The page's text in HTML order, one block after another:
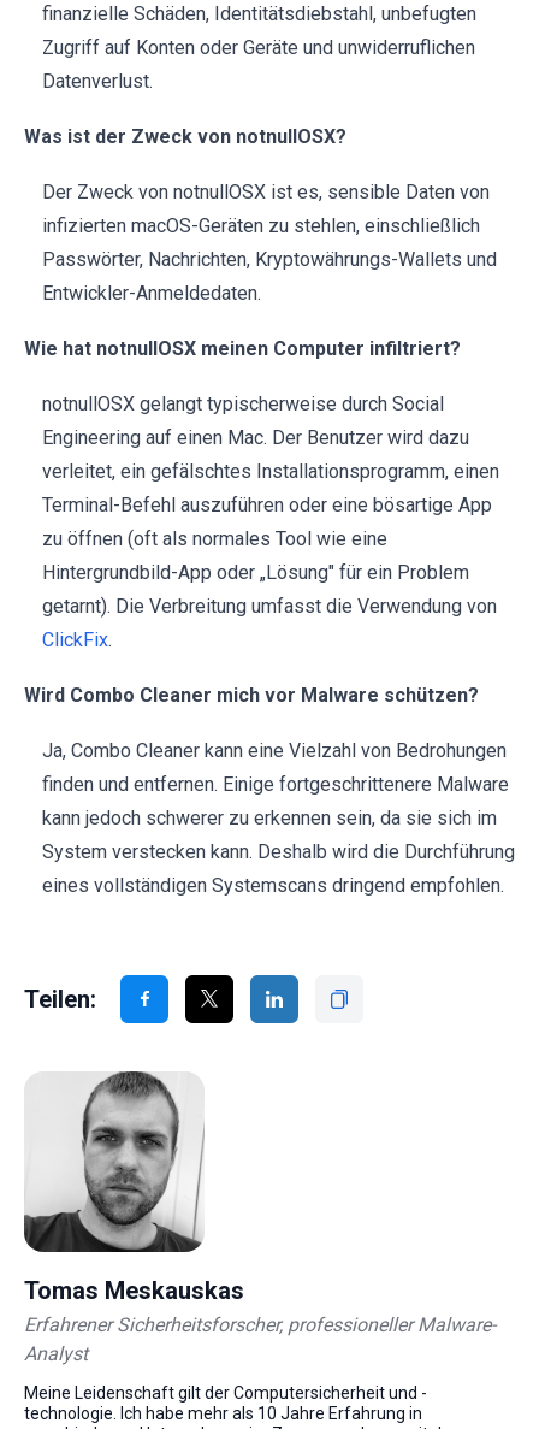
finanzielle Schäden, Identitätsdiebstahl, unbefugten
Zugriff auf Konten oder Geräte und unwiderruflichen
Datenverlust.
Was ist der Zweck von notnullOSX?
Der Zweck von notnullOSX ist es, sensible Daten von
infizierten macOS-Geräten zu stehlen, einschließlich
Passwörter, Nachrichten, Kryptowährungs-Wallets und
Entwickler-Anmeldedaten.
Wie hat notnullOSX meinen Computer infiltriert?
notnullOSX gelangt typischerweise durch Social
Engineering auf einen Mac. Der Benutzer wird dazu
verleitet, ein gefälschtes Installationsprogramm, einen
Terminal-Befehl auszuführen oder eine bösartige App
zu öffnen (oft als normales Tool wie eine
Hintergrundbild-App oder „Lösung" für ein Problem
getarnt). Die Verbreitung umfasst die Verwendung von
ClickFix.
Wird Combo Cleaner mich vor Malware schützen?
Ja, Combo Cleaner kann eine Vielzahl von Bedrohungen
finden und entfernen. Einige fortgeschrittenere Malware
kann jedoch schwerer zu erkennen sein, da sie sich im
System verstecken kann. Deshalb wird die Durchführung
eines vollständigen Systemscans dringend empfohlen.
Teilen:
Tomas Meskauskas
Erfahrener Sicherheitsforscher, professioneller Malware-
Analyst
Meine Leidenschaft gilt der Computersicherheit und -
technologie. Ich habe mehr als 10 Jahre Erfahrung in